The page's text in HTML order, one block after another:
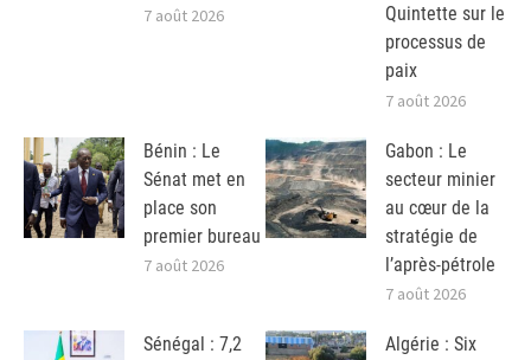
7 août 2026
Quintette sur le
processus de
paix
7 août 2026
Bénin : Le
Sénat met en
place son
premier bureau
7 août 2026
Gabon : Le
secteur minier
au cœur de la
stratégie de
l’après-pétrole
7 août 2026
Sénégal : 7,2
Algérie : Six